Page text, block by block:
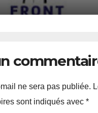
scrutin.
ne sera pas publiée.
sont indiqués avec *